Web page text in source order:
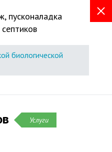
выходных
18:00
д.33,
пусконаладка
биологической
Услуги